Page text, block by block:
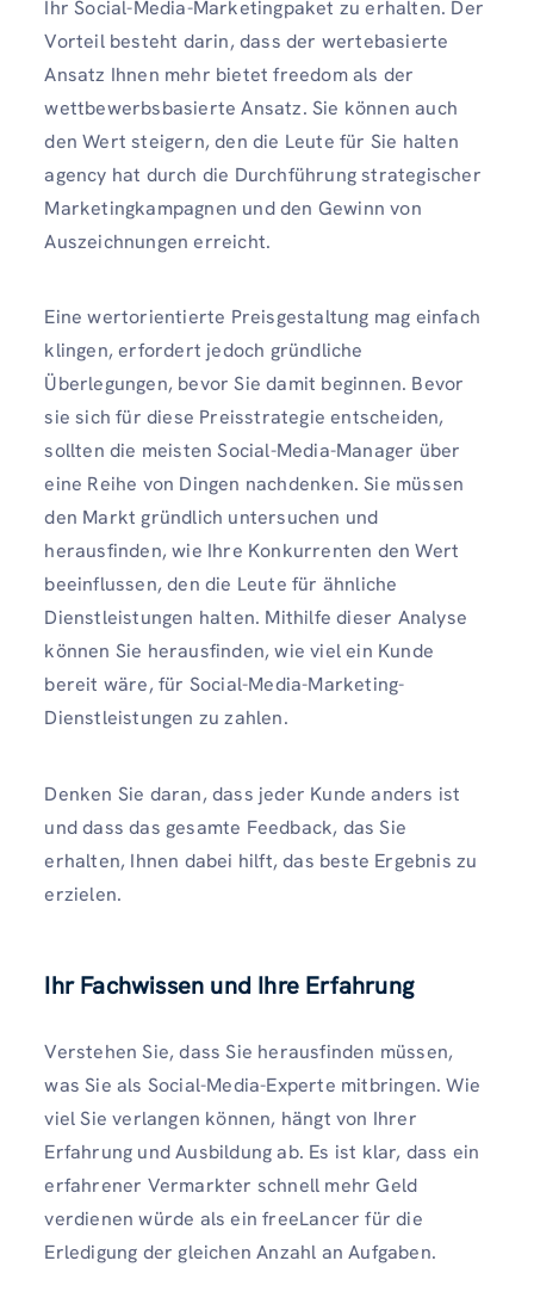
Ihr Social-Media-Marketingpaket zu erhalten. Der
Vorteil besteht darin, dass der wertebasierte
Ansatz Ihnen mehr bietet freedom als der
wettbewerbsbasierte Ansatz. Sie können auch
den Wert steigern, den die Leute für Sie halten
agency hat durch die Durchführung strategischer
Marketingkampagnen und den Gewinn von
Auszeichnungen erreicht.
Eine wertorientierte Preisgestaltung mag einfach
klingen, erfordert jedoch gründliche
Überlegungen, bevor Sie damit beginnen. Bevor
sie sich für diese Preisstrategie entscheiden,
sollten die meisten Social-Media-Manager über
eine Reihe von Dingen nachdenken. Sie müssen
den Markt gründlich untersuchen und
herausfinden, wie Ihre Konkurrenten den Wert
beeinflussen, den die Leute für ähnliche
Dienstleistungen halten. Mithilfe dieser Analyse
können Sie herausfinden, wie viel ein Kunde
bereit wäre, für Social-Media-Marketing-
Dienstleistungen zu zahlen.
Denken Sie daran, dass jeder Kunde anders ist
und dass das gesamte Feedback, das Sie
erhalten, Ihnen dabei hilft, das beste Ergebnis zu
erzielen.
Ihr Fachwissen und Ihre Erfahrung
Verstehen Sie, dass Sie herausfinden müssen,
was Sie als Social-Media-Experte mitbringen. Wie
viel Sie verlangen können, hängt von Ihrer
Erfahrung und Ausbildung ab. Es ist klar, dass ein
erfahrener Vermarkter schnell mehr Geld
verdienen würde als ein freeLancer für die
Erledigung der gleichen Anzahl an Aufgaben.